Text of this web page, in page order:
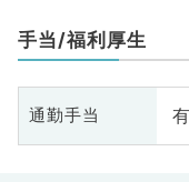
手当/福利厚生
通勤手当